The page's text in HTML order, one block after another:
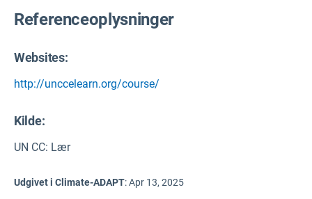
Referenceoplysninger
Websites:
http://unccelearn.org/course/
Kilde:
UN CC: Lær
Udgivet i Climate-ADAPT:Apr 13, 2025